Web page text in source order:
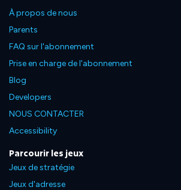
À propos de nous
Parents
FAQ sur l'abonnement
Prise en charge de l'abonnement
Blog
Developers
NOUS CONTACTER
Accessibility
Parcourir les jeux
Jeux de stratégie
Jeux d'adresse